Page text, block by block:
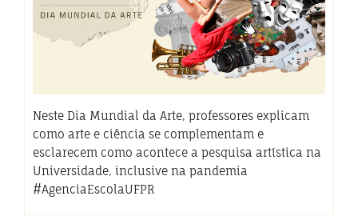
Neste Dia Mundial da Arte, professores explicam
como arte e ciência se complementam e
esclarecem como acontece a pesquisa artística na
Universidade, inclusive na pandemia
#AgenciaEscolaUFPR